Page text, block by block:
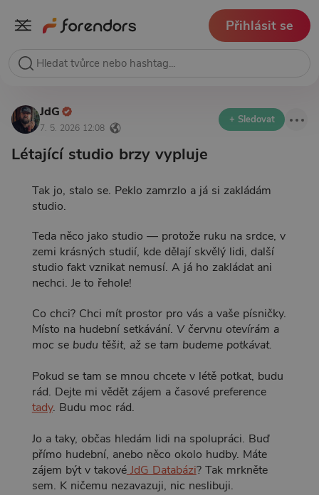
Přihlásit se
JdG
7. 5. 2026 12:08
+ Sledovat
Létající studio brzy vypluje
Tak jo, stalo se. Peklo zamrzlo a já si zakládám
studio.
Teda něco jako studio — protože ruku na srdce, v
zemi krásných studií, kde dělají skvělý lidi, další
studio fakt vznikat nemusí. A já ho zakládat ani
nechci. Je to řehole!
Co chci? Chci mít prostor pro vás a vaše písničky.
Místo na hudební setkávání. V červnu otevírám a
moc se budu těšit, až se tam budeme potkávat.
Pokud se tam se mnou chcete v létě potkat, budu
rád. Dejte mi vědět zájem a časové preference
tady. Budu moc rád.
Jo a taky, občas hledám lidi na spolupráci. Buď
přímo hudební, anebo něco okolo hudby. Máte
zájem být v takovéJdG Databázi? Tak mrkněte
sem. K ničemu nezavazuji, nic neslibuji.